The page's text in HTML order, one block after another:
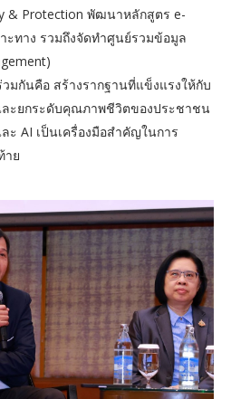
& Protection พัฒนาหลักสูตร e-
ะทาง รวมถึงจัดทำศูนย์รวมข้อมูล
มกันคือ สร้างรากฐานที่แข็งแรงให้กับ
ละยกระดับคุณภาพชีวิตของประชาชน
ะ AI เป็นเครื่องมือสำคัญในการ
าย